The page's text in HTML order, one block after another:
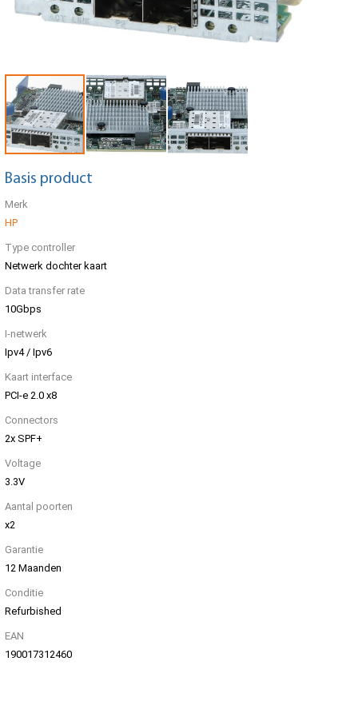
Basis product
Merk
HP
Type controller
Netwerk dochter kaart
Data transfer rate
10Gbps
I-netwerk
Ipv4 / Ipv6
Kaart interface
PCI-e 2.0 x8
Connectors
2x SPF+
Voltage
3.3V
Aantal poorten
x2
Garantie
12 Maanden
Conditie
Refurbished
EAN
190017312460